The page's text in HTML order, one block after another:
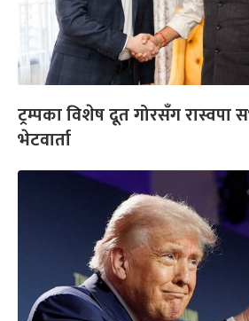
ट्रम्पका विशेष दूत गोरसँग रास्वपा
भेटवार्ता